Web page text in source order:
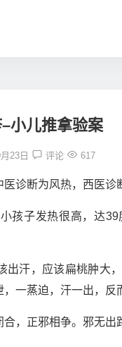
小儿推拿验案
23日 评论 617
诊断为风热，西医诊
孩子发热很高，达
出汗，应该扁桃肿大
一蒸迫，汗一出，反
，正邪相争。邪无出